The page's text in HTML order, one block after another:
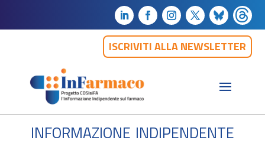
ISCRIVITI ALLA NEWSLETTER
informazione indipendente